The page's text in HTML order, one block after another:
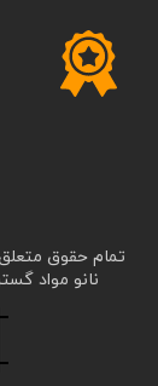
تمام حقوق
نانو مواد